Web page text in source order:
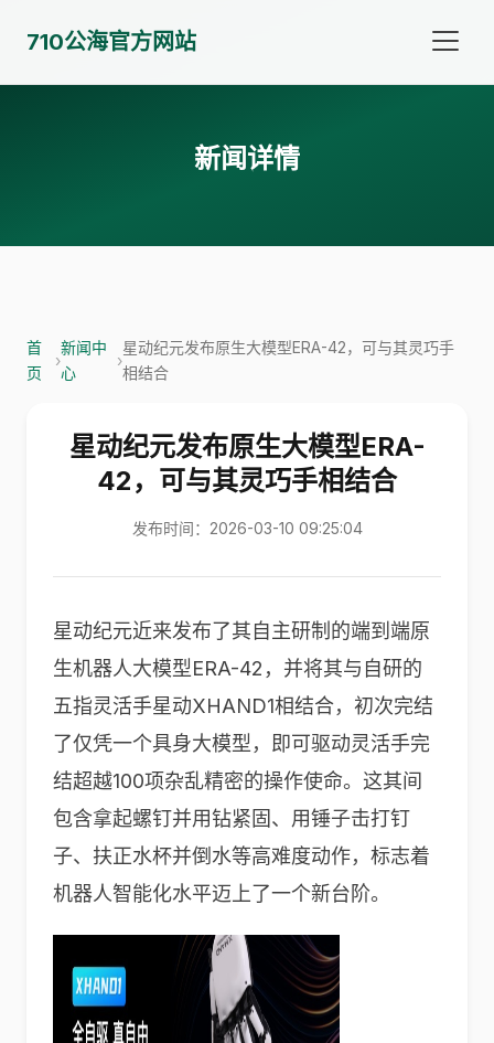
710公海官方网站
新闻详情
首
页
›
新闻中
心
›
星动纪元发布原生大模型ERA-42，可与其灵巧手
相结合
星动纪元发布原生大模型ERA-
42，可与其灵巧手相结合
发布时间：2026-03-10 09:25:04
星动纪元近来发布了其自主研制的端到端原
生机器人大模型ERA-42，并将其与自研的
五指灵活手星动XHAND1相结合， 初次完结
了仅凭一个具身大模型，即可驱动灵活手完
结超越100项杂乱精密的操作使命。这其间
包含拿起螺钉并用钻紧固、用锤子击打钉
子、扶正水杯并倒水等高难度动作，标志着
机器人智能化水平迈上了一个新台阶。